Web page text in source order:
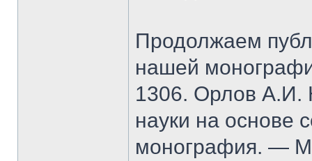
Продолжаем
нашей
1306. Орлов А.И.
науки на основе
монография. —